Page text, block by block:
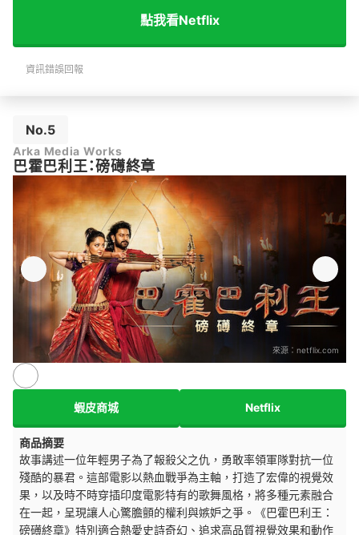
點我看Netflix
資訊錯誤回報
No.5
Arka Media Works
巴霍巴利王：磅礡終章
來源： netflix.com
蝦皮商城 Netflix
商品摘要
故事講述一位年輕男子為了報殺父之仇，勇敢率領軍隊對抗一位
殘酷的暴君。這部電影以熱血戰爭為主軸，打造了宏偉的視覺效
果，以及時不時穿插印度電影特有的歌舞風格，將多種元素融合
在一起，呈現讓人心驚膽顫的權利與嫉妒之爭。《巴霍巴利王：
磅礡終章》特別適合熱愛史詩奇幻、追求高品質視覺效果和動作